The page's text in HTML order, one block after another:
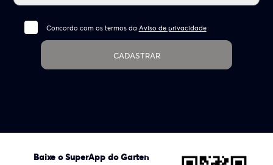
Concordo com os termos da Aviso de privacidade
CADASTRAR
Baixe o SuperApp do Garten